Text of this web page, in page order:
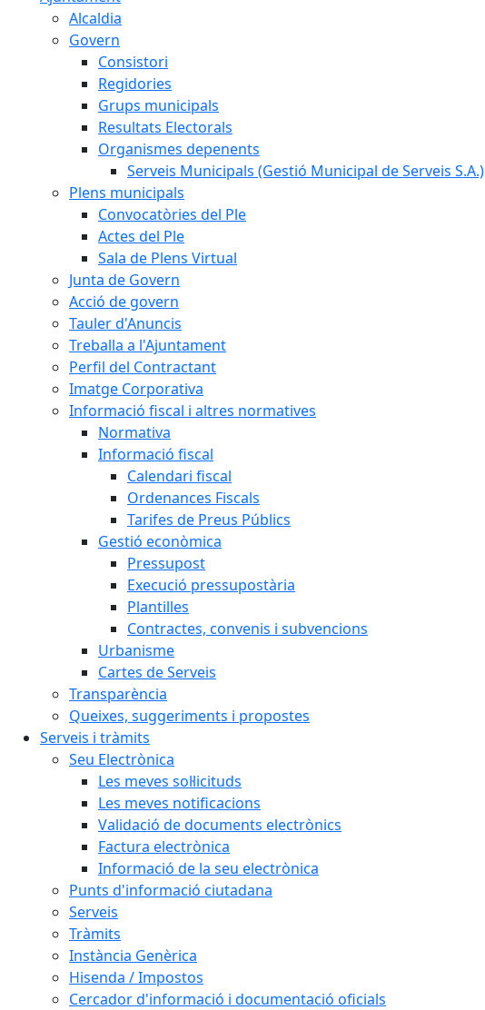
Alcaldia
Govern
Consistori
Regidories
Grups municipals
Resultats Electorals
Organismes depenents
Serveis Municipals (Gestió Municipal de Serveis S.A.)
Plens municipals
Convocatòries del Ple
Actes del Ple
Sala de Plens Virtual
Junta de Govern
Acció de govern
Tauler d'Anuncis
Treballa a l'Ajuntament
Perfil del Contractant
Imatge Corporativa
Informació fiscal i altres normatives
Normativa
Informació fiscal
Calendari fiscal
Ordenances Fiscals
Tarifes de Preus Públics
Gestió econòmica
Pressupost
Execució pressupostària
Plantilles
Contractes, convenis i subvencions
Urbanisme
Cartes de Serveis
Transparència
Queixes, suggeriments i propostes
Serveis i tràmits
Seu Electrònica
Les meves sol·licituds
Les meves notificacions
Validació de documents electrònics
Factura electrònica
Informació de la seu electrònica
Punts d'informació ciutadana
Serveis
Tràmits
Instància Genèrica
Hisenda / Impostos
Cercador d'informació i documentació oficials